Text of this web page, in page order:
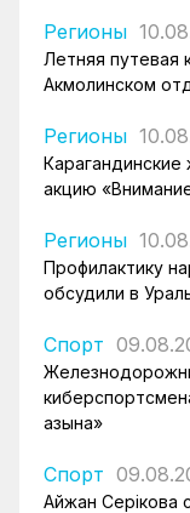
Регионы
Летняя путевая
Акмолинском
Регионы
акцию
Регионы
Профилактику
обсудили в
Спорт
Қазына»
Спорт
Айжан Серікова